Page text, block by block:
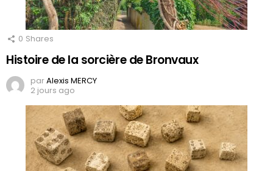
0 Shares
Histoire de la sorcière de Bronvaux
parAlexis MERCY
2 jours ago